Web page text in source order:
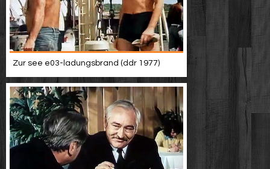
Zur see e03-ladungsbrand (ddr 1977)